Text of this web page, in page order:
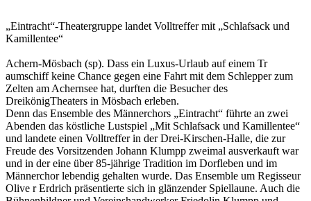
„Eintracht“-Theatergruppe landet Volltreffer mit „Schlafsack und
Kamillentee“
Achern-Mösbach (sp). Dass ein Luxus-Urlaub auf einem Tr
aumschiff keine Chance gegen eine Fahrt mit dem Schlepper zum
Zelten am Achernsee hat, durften die Besucher des
DreikönigTheaters in Mösbach erleben.
Denn das Ensemble des Männerchors „Eintracht“ führte an zwei
Abenden das köstliche Lustspiel „Mit Schlafsack und Kamillentee“
und landete einen Volltreffer in der Drei-Kirschen-Halle, die zur
Freude des Vorsitzenden Johann Klumpp zweimal ausverkauft war
und in der eine über 85-jährige Tradition im Dorfleben und im
Männerchor lebendig gehalten wurde. Das Ensemble um Regisseur
Olive r Erdrich präsentierte sich in glänzender Spiellaune. Auch die